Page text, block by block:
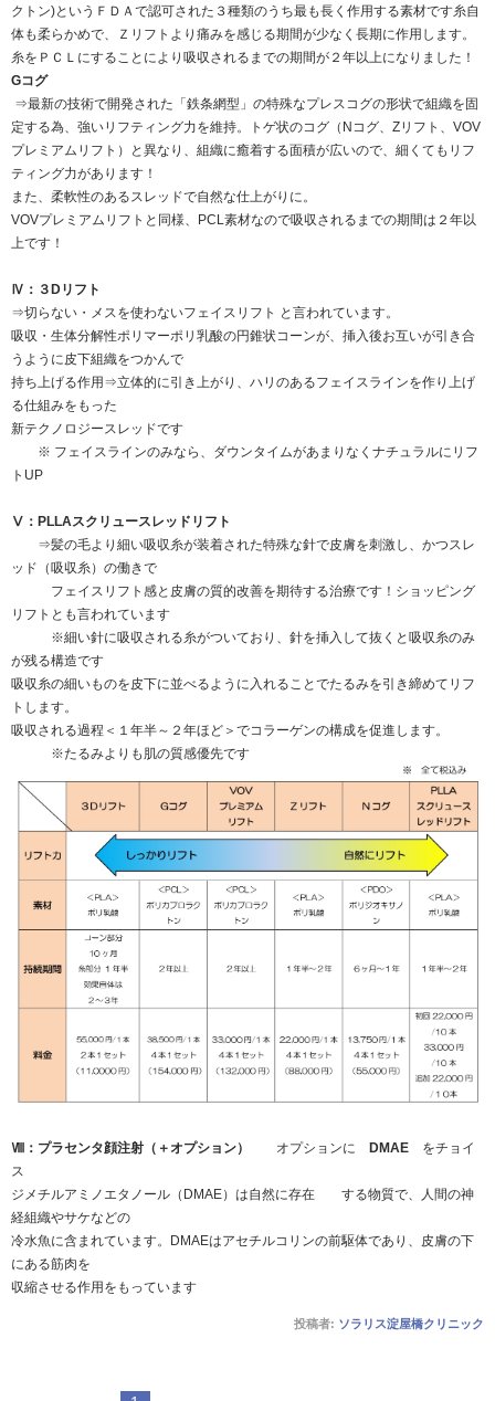
クトン)というＦＤＡで認可された３種類のうち最も長く作用する素材です糸自
体も柔らかめで、Ｚリフトより痛みを感じる期間が少なく長期に作用します。
糸をＰＣＬにすることにより吸収されるまでの期間が２年以上になりました！
Gコグ
⇒最新の技術で開発された「鉄条網型」の特殊なプレスコグの形状で組織を固
定する為、強いリフティング力を維持。トゲ状のコグ（Nコグ、Zリフト、VOV
プレミアムリフト）と異なり、組織に癒着する面積が広いので、細くてもリフ
ティング力があります！
また、柔軟性のあるスレッドで自然な仕上がりに。
VOVプレミアムリフトと同様、PCL素材なので吸収されるまでの期間は２年以
上です！
Ⅳ：３Dリフト
⇒切らない・メスを使わないフェイスリフト と言われています。
吸収・生体分解性ポリマーポリ乳酸の円錐状コーンが、挿入後お互いが引き合
うように皮下組織をつかんで
持ち上げる作用⇒立体的に引き上がり、ハリのあるフェイスラインを作り上げ
る仕組みをもった
新テクノロジースレッドです
※ フェイスラインのみなら、ダウンタイムがあまりなくナチュラルにリフ
トUP
Ⅴ：PLLAスクリュースレッドリフト
⇒髪の毛より細い吸収糸が装着された特殊な針で皮膚を刺激し、かつスレ
ッド（吸収糸）の働きで
フェイスリフト感と皮膚の質的改善を期待する治療です！ショッピング
リフトとも言われています
※細い針に吸収される糸がついており、針を挿入して抜くと吸収糸のみ
が残る構造です
吸収糸の細いものを皮下に並べるように入れることでたるみを引き締めてリフ
トします。
吸収される過程＜１年半～２年ほど＞でコラーゲンの構成を促進します。
※たるみよりも肌の質感優先です
Ⅷ：プラセンタ顔注射（＋オプション） オプションに DMAE をチョイ
ス
ジメチルアミノエタノール（DMAE）は自然に存在 する物質で、人間の神
経組織やサケなどの
冷水魚に含まれています。DMAEはアセチルコリンの前駆体であり、皮膚の下
にある筋肉を
収縮させる作用をもっています
投稿者: ソラリス淀屋橋クリニック